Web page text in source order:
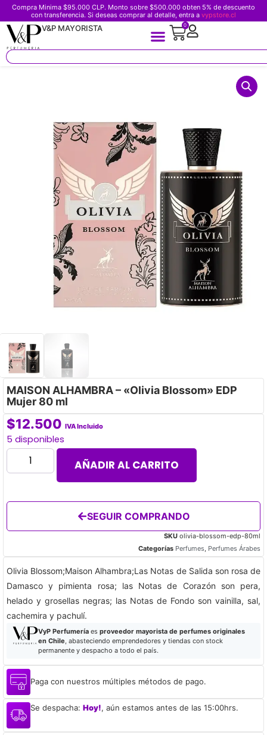
Compra Minima $95.000 CLP. Monto sobre $500.000 obten 5% de descuento
con transferencia. Si deseas comprar al detalle, entra a vypstore.cl
V&P MAYORISTA 0
MAISON ALHAMBRA – «Olivia Blossom» EDP
Mujer 80 ml
$12.500 IVA Incluido
5 disponibles
AÑADIR AL CARRITO
SEGUIR COMPRANDO
SKU olivia-blossom-edp-80ml
Categorías Perfumes, Perfumes Árabes
Olivia Blossom;Maison Alhambra;Las Notas de Salida son rosa de
Damasco y pimienta rosa; las Notas de Corazón son pera,
helado y grosellas negras; las Notas de Fondo son vainilla, sal,
cachemira y pachulí.
VyP Perfumeríaes proveedor mayorista de perfumes originales
en Chile, abasteciendo emprendedores y tiendas con stock
permanente y despacho a todo el país.
Paga con nuestros múltiples métodos de pago.
Se despacha: Hoy!, aún estamos antes de las 15:00hrs.